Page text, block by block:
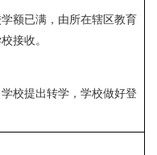
额已满，由所在辖区教育
接收。
校提出转学，学校做好登